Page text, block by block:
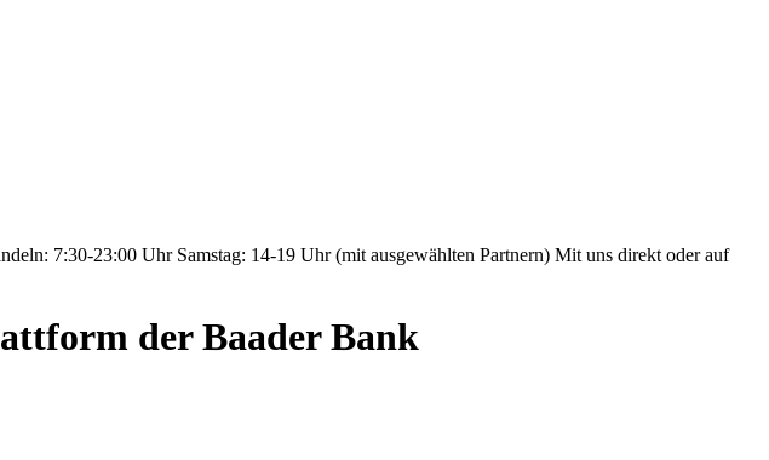
7:30-23:00 Uhr Samstag: 14-19 Uhr (mit ausgewählten Partnern) Mit uns direkt oder auf
der Baader Bank